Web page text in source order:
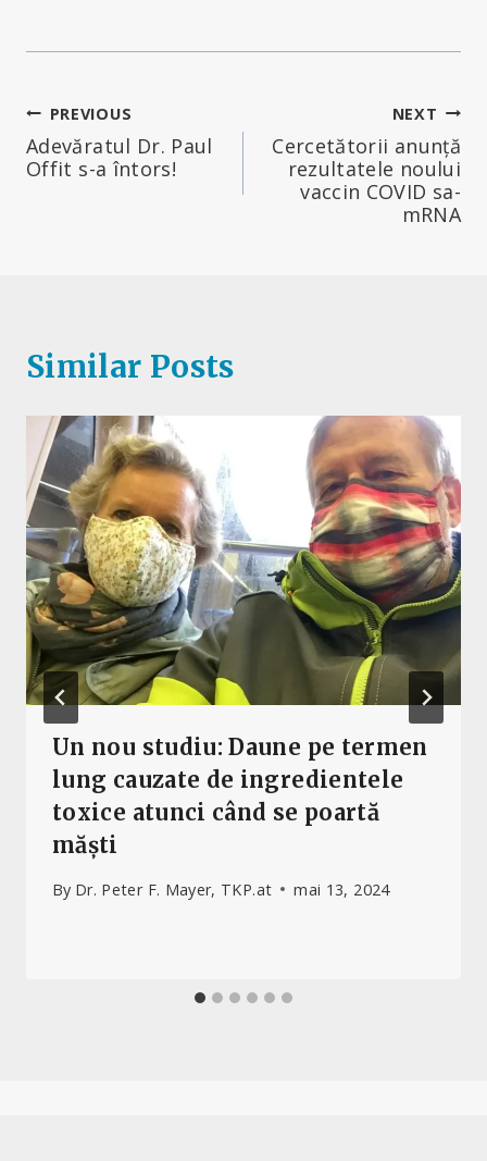
Navigare
în
PREVIOUS
Adevăratul Dr. Paul
Offit s-a întors!
NEXT
Cercetătorii anunță
rezultatele noului
vaccin COVID sa-
mRNA
Similar Posts
Un nou studiu: Daune pe termen
lung cauzate de ingredientele
toxice atunci când se poartă
măști
By Dr. Peter F. Mayer, TKP.at mai 13, 2024